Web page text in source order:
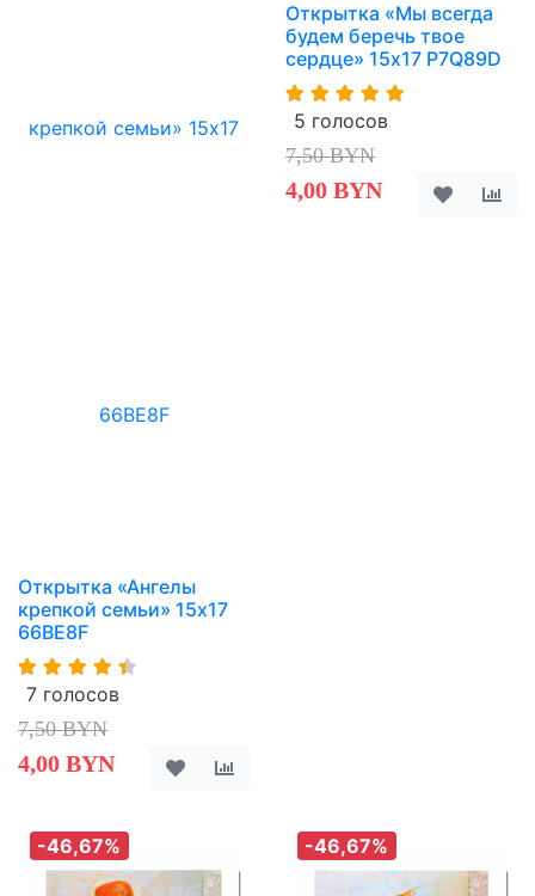
Открытка «Ангелы
крепкой семьи» 15х17
66BE8F
7 голосов
7,50 BYN
4,00 BYN
Открытка «Мы всегда
будем беречь твое
сердце» 15х17 P7Q89D
5 голосов
7,50 BYN
4,00 BYN
-46,67% -46,67%